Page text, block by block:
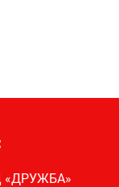
«ДРУЖБА»